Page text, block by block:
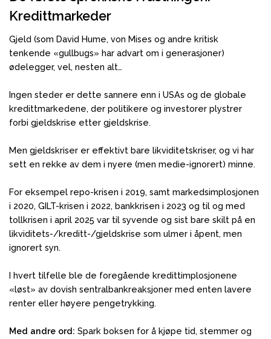
Kredittmarkeder
Gjeld (som David Hume, von Mises og andre kritisk
tenkende «gullbugs» har advart om i generasjoner)
ødelegger, vel, nesten alt…
Ingen steder er dette sannere enn i USAs og de globale
kredittmarkedene, der politikere og investorer plystrer
forbi gjeldskrise etter gjeldskrise.
Men gjeldskriser er effektivt bare likviditetskriser, og vi har
sett en rekke av dem i nyere (men medie-ignorert) minne.
For eksempel repo-krisen i 2019, samt markedsimplosjonen
i 2020, GILT-krisen i 2022, bankkrisen i 2023 og til og med
tollkrisen i april 2025 var til syvende og sist bare skilt på en
likviditets-/kreditt-/gjeldskrise som ulmer i åpent, men
ignorert syn.
I hvert tilfelle ble de foregående kredittimplosjonene
«løst» av dovish sentralbankreaksjoner med enten lavere
renter eller høyere pengetrykking.
Med andre ord: Spark boksen for å kjøpe tid, stemmer og